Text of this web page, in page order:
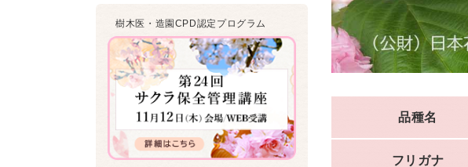
樹木医・造園CPD認定プログラム
品種名
フリガナ